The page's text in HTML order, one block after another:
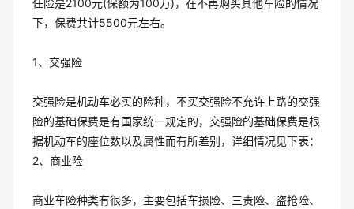
下，保费共计5500元左右。
1、交强险
交强险是机动车必买的险种，不买交强险不允许上路的交强
险的基础保费是有国家统一规定的，交强险的基础保费是根
据机动车的座位数以及属性而有所差别，详细情况见下表：
2、商业险
商业车险种类有很多，主要包括车损险、三责险、盗抢险、